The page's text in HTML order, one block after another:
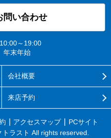
問い合わせ
10:00～19:00
年末年始
会社概要
来店予約
アクセスマップ
PCサイト
ラスト All rights reserved.